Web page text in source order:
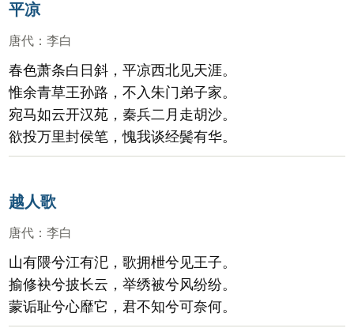
平凉
唐代 ： 李白
春色萧条白日斜，平凉西北见天涯。
惟余青草王孙路，不入朱门弟子家。
宛马如云开汉苑，秦兵二月走胡沙。
欲投万里封侯笔，愧我谈经鬓有华。
越人歌
唐代 ： 李白
山有隈兮江有汜，歌拥枻兮见王子。
揄修袂兮披长云，举绣被兮风纷纷。
蒙诟耻兮心靡它，君不知兮可奈何。